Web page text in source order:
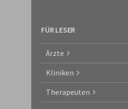
FÜR LESER
Ärzte
Kliniken
Therapeuten